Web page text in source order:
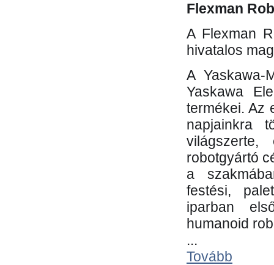
Flexman
A Flexman
hivatalos
A Yaskawa-
Yaskawa
termékei. Az
napjainkra
robotgyártó
a
festési,
iparban
humanoid
...
Tovább